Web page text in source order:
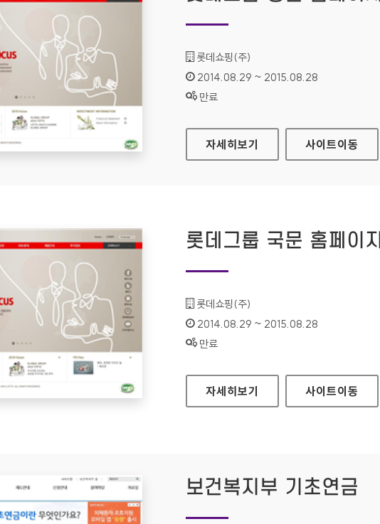
기관명 :
롯데쇼핑(주)
인증기간 :
2014.08.29 ~ 2015.08.28
상태 :
만료
롯데그룹 영문 홈페이지
자세히보기 사이트이동
롯데그룹 국문 홈페이지
기관명 :
롯데쇼핑(주)
인증기간 :
2014.08.29 ~ 2015.08.28
상태 :
만료
롯데그룹 국문 홈페이지
자세히보기 사이트이동
보건복지부 기초연금